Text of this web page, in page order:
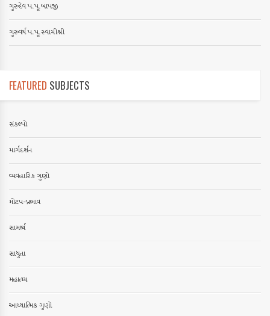
ગુરુદેવ પ.પૂ.બાપજી
ગુરુવર્ય પ.પૂ.સ્વામીશ્રી
FEATURED SUBJECTS
સંકલ્પો
માર્ગદર્શન
વ્યવહારિક ગુણો
મોટપ-પ્રભાવ
સામર્થ્ય
સાધુતા
મહાત્મ્ય
આધ્યાત્મિક ગુણો